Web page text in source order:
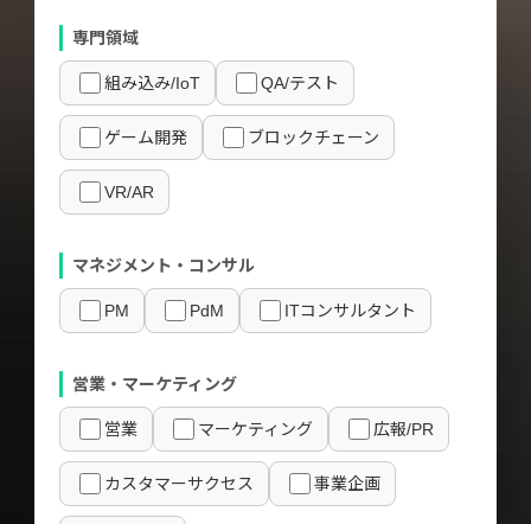
専門領域
組み込み/IoT QA/テスト
ゲーム開発 ブロックチェーン
VR/AR
マネジメント・コンサル
PM PdM ITコンサルタント
営業・マーケティング
営業 マーケティング 広報/PR
カスタマーサクセス 事業企画